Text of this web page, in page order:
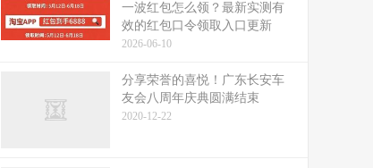
一波红包怎么领？最新实测有
效的红包口令领取入口更新
2026-06-10
分享荣誉的喜悦！广东长安车
友会八周年庆典圆满结束
2020-12-22